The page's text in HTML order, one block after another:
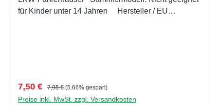
für Kinder unter 14 Jahren Hersteller / EU
Verkaufspreis:
7,50 € Regulärer Preis:
7,95 € (5.66% gespart)
Preise inkl. MwSt. zzgl. Versandkosten